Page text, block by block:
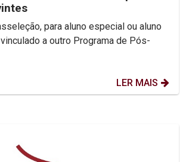
para aluno especial ou aluno
a outro Programa de Pós-
LER MAIS